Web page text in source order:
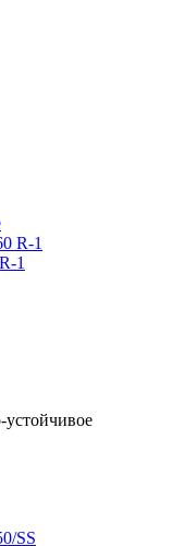
1
устойчивое